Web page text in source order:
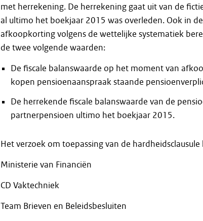
met herrekening. De herrekening gaat uit van de
al ultimo het boekjaar 2015 was overleden. Ook in
afkoopkorting volgens de wettelijke systematiek
de twee volgende waarden:
De fiscale balanswaarde op het moment van
kopen pensioenaanspraak staande
De herrekende fiscale balanswaarde van de
partnerpensioen ultimo het boekjaar 2015.
Het verzoek om toepassing van de
Ministerie van Financiën
CD Vaktechniek
Team Brieven en Beleidsbesluiten